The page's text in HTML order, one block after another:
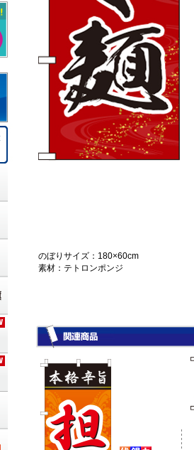
のぼりサイズ：180×60cm
素材：テトロンポンジ